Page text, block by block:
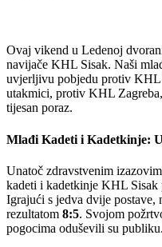
Ovaj vikend u Ledenoj
navijače KHL Sisak. Naši
uvjerljivu pobjedu protiv KHL
utakmici, protiv KHL
tijesan poraz.
Mlađi Kadeti i Kadetkinje:
Unatoč zdravstvenim
kadeti i kadetkinje KHL Sisak
Igrajući s jedva dvije postave,
rezultatom 8:5. Svojom
pogocima oduševili su publiku.